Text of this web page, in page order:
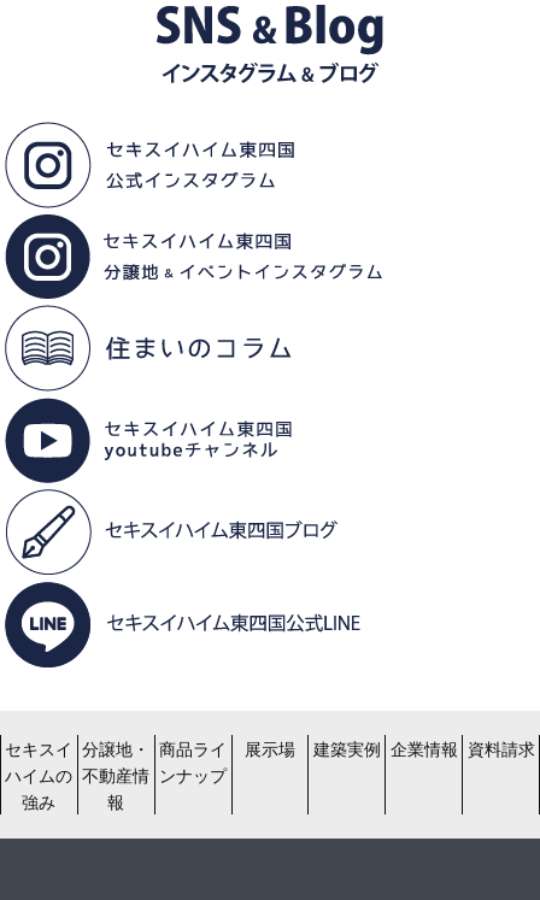
セキスイ
ハイムの
強み
分譲地・
不動産情
報
商品ライ
ンナップ
展示場 建築実例 企業情報 資料請求